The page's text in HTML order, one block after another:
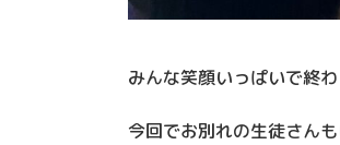
みんな笑顔いっぱいで終わ
今回でお別れの生徒さん